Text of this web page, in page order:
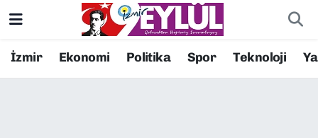
İzmir Ekonomi Politika Spor Teknoloji
Resmi İlanlar
Konak Nöbetçi Eczaneler